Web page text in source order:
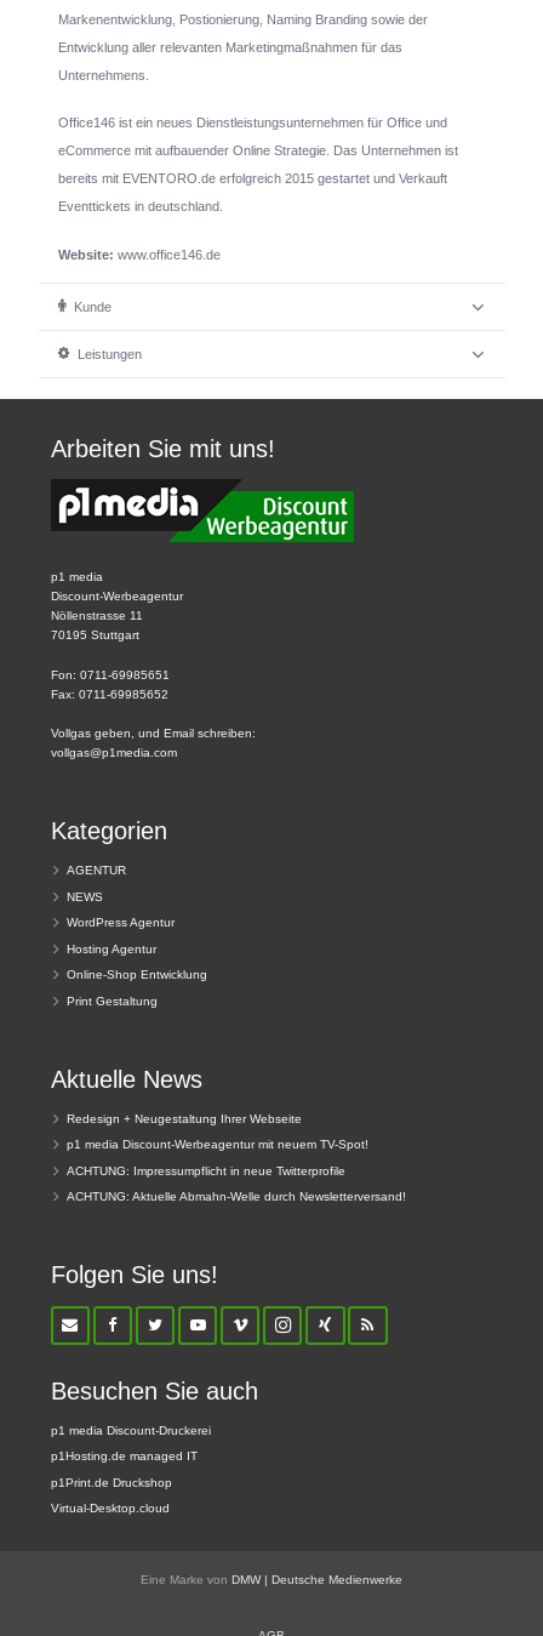
Markenentwicklung, Postionierung, Naming Branding sowie der
Entwicklung aller relevanten Marketingmaßnahmen für das
Unternehmens.
Office146 ist ein neues Dienstleistungsunternehmen für Office und
eCommerce mit aufbauender Online Strategie. Das Unternehmen ist
bereits mit EVENTORO.de erfolgreich 2015 gestartet und Verkauft
Eventtickets in deutschland.
Website: www.office146.de
Kunde
Leistungen
Arbeiten Sie mit uns!
p1 media
Discount-Werbeagentur
Nöllenstrasse 11
70195 Stuttgart
Fon: 0711-69985651
Fax: 0711-69985652
Vollgas geben, und Email schreiben:
vollgas@p1media.com
Kategorien
AGENTUR
NEWS
WordPress Agentur
Hosting Agentur
Online-Shop Entwicklung
Print Gestaltung
Aktuelle News
Redesign + Neugestaltung Ihrer Webseite
p1 media Discount-Werbeagentur mit neuem TV-Spot!
ACHTUNG: Impressumpflicht in neue Twitterprofile
ACHTUNG: Aktuelle Abmahn-Welle durch Newsletterversand!
Folgen Sie uns!
Besuchen Sie auch
p1 media Discount-Druckerei
p1Hosting.de managed IT
p1Print.de Druckshop
Virtual-Desktop.cloud
Eine Marke von DMW | Deutsche Medienwerke